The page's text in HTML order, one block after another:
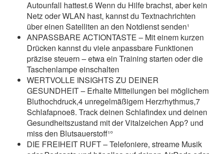
Autounfall hattest.6 Wenn du Hilfe brachst, aber kein
Netz oder WLAN hast, kannst du Textnachrichten
über einen Satelliten an den Notdienst senden¹
ANPASSBARE ACTIONTASTE – Mit einem kurzen
Drücken kannst du viele anpassbare Funktionen
präzise steuern – etwa ein Training starten oder die
Taschenlampe einschalten
WERTVOLLE INSIGHTS ZU DEINER
GESUNDHEIT – Erhalte Mitteilungen bei möglichem
Bluthochdruck,4 unregelmäßigem Herzrhythmus,7
Schlafapnoe8. Track deinen Schlafindex und deinen
Gesundheitszustand mit der Vitalzeichen App? und
miss den Blutsauerstoff¹°
DIE FREIHEIT RUFT – Telefoniere, streame Musik